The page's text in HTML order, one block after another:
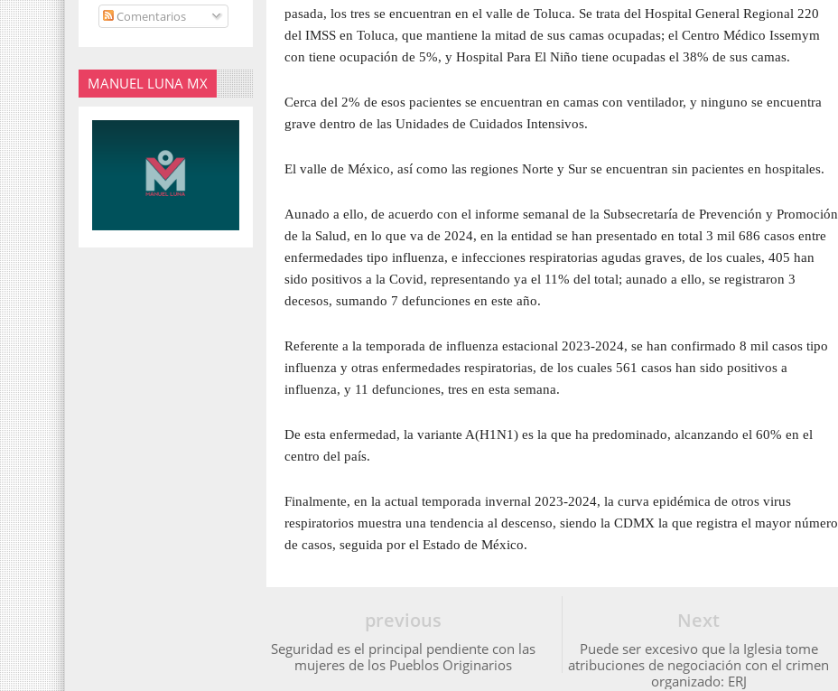
Comentarios
MANUEL LUNA MX
pasada, los tres se encuentran en el valle de Toluca. Se trata del Hospital General Regional 220
del IMSS en Toluca, que mantiene la mitad de sus camas ocupadas; el Centro Médico Issemym
con tiene ocupación de 5%, y Hospital Para El Niño tiene ocupadas el 38% de sus camas.
Cerca del 2% de esos pacientes se encuentran en camas con ventilador, y ninguno se encuentra
grave dentro de las Unidades de Cuidados Intensivos.
El valle de México, así como las regiones Norte y Sur se encuentran sin pacientes en hospitales.
Aunado a ello, de acuerdo con el informe semanal de la Subsecretaría de Prevención y Promoción
de la Salud, en lo que va de 2024, en la entidad se han presentado en total 3 mil 686 casos entre
enfermedades tipo influenza, e infecciones respiratorias agudas graves, de los cuales, 405 han
sido positivos a la Covid, representando ya el 11% del total; aunado a ello, se registraron 3
decesos, sumando 7 defunciones en este año.
Referente a la temporada de influenza estacional 2023-2024, se han confirmado 8 mil casos tipo
influenza y otras enfermedades respiratorias, de los cuales 561 casos han sido positivos a
influenza, y 11 defunciones, tres en esta semana.
De esta enfermedad, la variante A(H1N1) es la que ha predominado, alcanzando el 60% en el
centro del país.
Finalmente, en la actual temporada invernal 2023-2024, la curva epidémica de otros virus
respiratorios muestra una tendencia al descenso, siendo la CDMX la que registra el mayor número
de casos, seguida por el Estado de México.
Next
Puede ser excesivo que la Iglesia tome
atribuciones de negociación con el crimen
organizado: ERJ
previous
Seguridad es el principal pendiente con las
mujeres de los Pueblos Originarios